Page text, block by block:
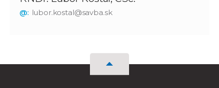
@: lubor.kostal@savba.sk